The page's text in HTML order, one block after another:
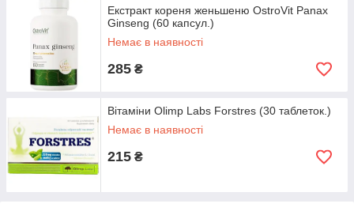
Екстракт кореня женьшеню OstroVit Panax
Ginseng (60 капсул.)
Немає в наявності
285 ₴
Вітаміни Olimp Labs Forstres (30 таблеток.)
Немає в наявності
215 ₴